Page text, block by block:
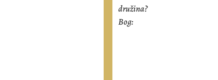
družina?
Bog: